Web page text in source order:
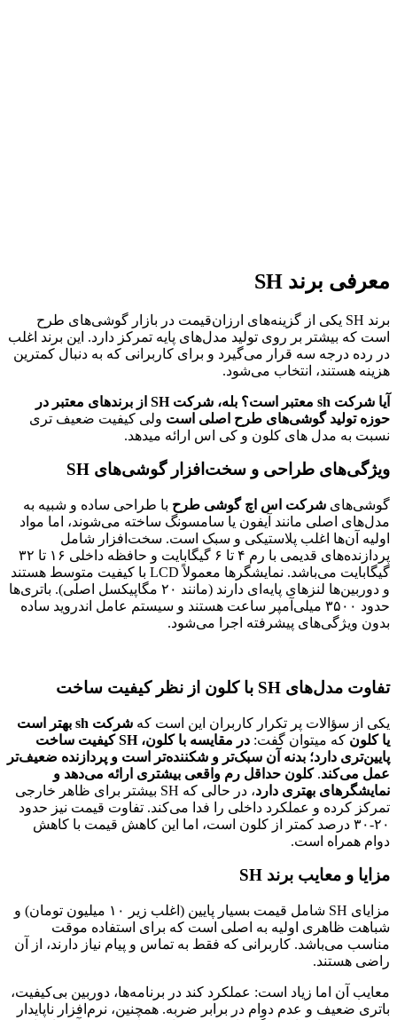
معرفی برند SH
برند SH یکی از گزینه‌های ارزان‌قیمت در بازار گوشی‌های طرح
است که بیشتر بر روی تولید مدل‌های پایه تمرکز دارد. این برند اغلب
در رده درجه سه قرار می‌گیرد و برای کاربرانی که به دنبال کمترین
هزینه هستند، انتخاب می‌شود.
آیا شرکت sh معتبر است؟ بله، شرکت SH از برندهای معتبر در
حوزه تولید گوشی‌های طرح اصلی است ولی کیفیت ضعیف تری
نسبت به مدل های کلون و کی اس ارائه میدهد.
ویژگی‌های طراحی و سخت‌افزار گوشی‌های SH
گوشی‌های شرکت اس اچ گوشی طرح با طراحی ساده و شبیه به
مدل‌های اصلی مانند آیفون یا سامسونگ ساخته می‌شوند، اما مواد
اولیه آن‌ها اغلب پلاستیکی و سبک است. سخت‌افزار شامل
پردازنده‌های قدیمی با رم ۴ تا ۶ گیگابایت و حافظه داخلی ۱۶ تا ۳۲
گیگابایت می‌باشد. نمایشگرها معمولاً LCD با کیفیت متوسط هستند
و دوربین‌ها لنزهای پایه‌ای دارند (مانند ۲۰ مگاپیکسل اصلی). باتری‌ها
حدود ۳۵۰۰ میلی‌آمپر ساعت هستند و سیستم عامل اندروید ساده
بدون ویژگی‌های پیشرفته اجرا می‌شود.
تفاوت مدل‌های SH با کلون از نظر کیفیت ساخت
یکی از سؤالات پر تکرار کاربران این است که
شرکت sh بهتر است
یا کلون که میتوان گفت:
در مقایسه با کلون، SH کیفیت ساخت
پایین‌تری دارد؛ بدنه آن سبک‌تر و شکننده‌تر است و پردازنده ضعیف‌تر
عمل می‌کند.کلون حداقل رم واقعی بیشتری ارائه می‌دهد و
نمایشگرهای بهتری دارد
، در حالی که SH بیشتر برای ظاهر خارجی
تمرکز کرده و عملکرد داخلی را فدا می‌کند. تفاوت قیمت نیز حدود
۲۰-۳۰ درصد کمتر از کلون است، اما این کاهش قیمت با کاهش
دوام همراه است.
مزایا و معایب برند SH
مزایای SH شامل قیمت بسیار پایین (اغلب زیر ۱۰ میلیون تومان) و
شباهت ظاهری اولیه به اصلی است که برای استفاده موقت
مناسب می‌باشد. کاربرانی که فقط به تماس و پیام نیاز دارند، از آن
راضی هستند.
معایب آن اما زیاد است: عملکرد کند در برنامه‌ها، دوربین بی‌کیفیت،
باتری ضعیف و عدم دوام در برابر ضربه. همچنین، نرم‌افزار ناپایدار